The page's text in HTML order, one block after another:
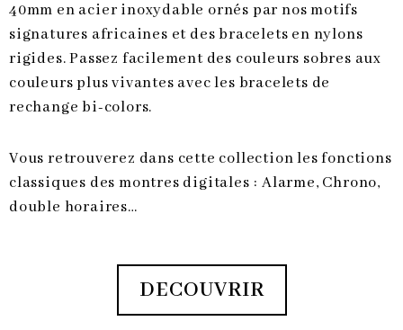
40mm en acier inoxydable ornés par nos motifs
signatures africaines et des bracelets en nylons
rigides. Passez facilement des couleurs sobres aux
couleurs plus vivantes avec les bracelets de
rechange bi-colors.
Vous retrouverez dans cette collection les fonctions
classiques des montres digitales : Alarme, Chrono,
double horaires…
DECOUVRIR